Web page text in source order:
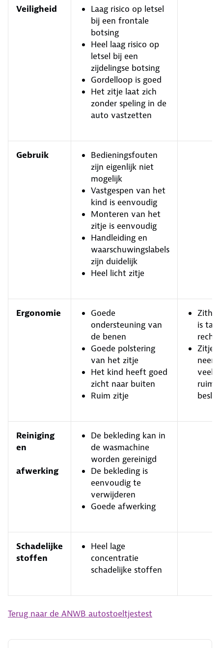
Veiligheid
Laag risico op letsel
bij een frontale
botsing
Heel laag risico op
letsel bij een
zijdelingse botsing
Gordelloop is goed
Het zitje laat zich
zonder speling in de
auto vastzetten
Gebruik
Bedieningsfouten
zijn eigenlijk niet
mogelijk
Vastgespen van het
kind is eenvoudig
Monteren van het
zitje is eenvoudig
Handleiding en
waarschuwingslabels
zijn duidelijk
Heel licht zitje
Ergonomie
Goede
ondersteuning van
de benen
Goede polstering
van het zitje
Het kind heeft goed
zicht naar buiten
Ruim zitje
is
Zitje
veel
Reiniging
en
afwerking
De bekleding kan in
de wasmachine
worden gereinigd
De bekleding is
eenvoudig te
verwijderen
Goede afwerking
Schadelijke
stoffen
Heel lage
concentratie
schadelijke stoffen
Terug naar de ANWB autostoeltjestest